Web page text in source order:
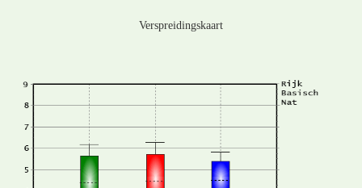
Verspreidingskaart